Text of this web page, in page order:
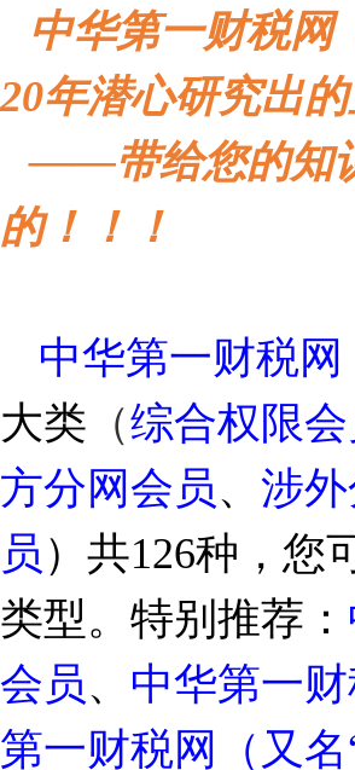
中华第一财税网
20年潜心研究出
——带给您的知
的！！！
中华第一财税
大类 （综合权限会
方分网会员、 涉
员 ）共126种，您
类型。 特别推荐：
会员、 中华第一
第一财税网（又